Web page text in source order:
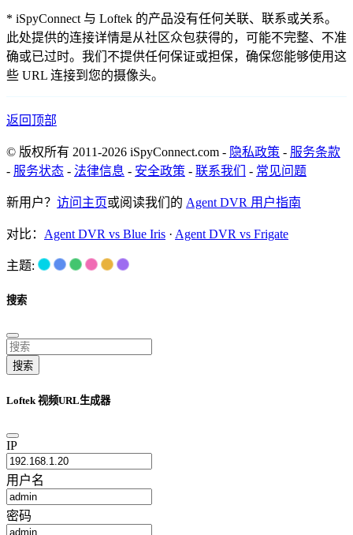
* iSpyConnect 与 Loftek 的产品没有任何关联、联系或关系。
此处提供的连接详情是从社区众包获得的，可能不完整、不准
确或已过时。我们不提供任何保证或担保，确保您能够使用这
些 URL 连接到您的摄像头。
返回顶部
© 版权所有 2011-2026 iSpyConnect.com - 隐私政策 - 服务条款
- 服务状态 - 法律信息 - 安全政策 - 联系我们 - 常见问题
新用户？ 访问主页或阅读我们的 Agent DVR 用户指南
对比： Agent DVR vs Blue Iris · Agent DVR vs Frigate
主题:
搜索
搜索
Loftek 视频URL生成器
IP
用户名
密码